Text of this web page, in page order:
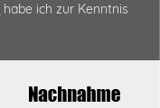
habe ich zur Kenntnis